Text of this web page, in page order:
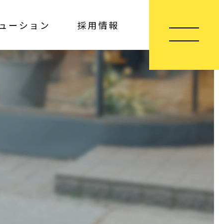
ーション 採用情報